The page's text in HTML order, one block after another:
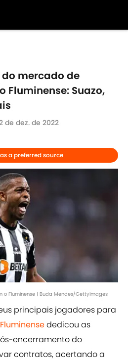
mercado de
Fluminense: Suazo,
de dez. de 2022
a preferred source
Fluminense | Buda Mendes/GettyImages
principais jogadores para
Fluminensededicou as
encerramento do
contratos, acertando a